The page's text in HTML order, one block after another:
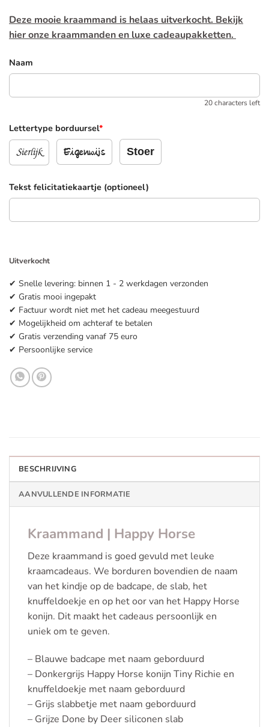
Deze mooie kraammand is helaas uitverkocht. Bekijk
hieronze kraammanden en luxe cadeaupakketten.
Naam
20 characters left
Lettertype borduursel*
Sierlijk Eigenwijs Stoer
Tekst felicitatiekaartje (optioneel)
Uitverkocht
✔ Snelle levering: binnen 1 - 2 werkdagen verzonden
✔ Gratis mooi ingepakt
✔ Factuur wordt niet met het cadeau meegestuurd
✔ Mogelijkheid om achteraf te betalen
✔ Gratis verzending vanaf 75 euro
✔ Persoonlijke service
BESCHRIJVING
AANVULLENDE INFORMATIE
Kraammand | Happy Horse
Deze kraammand is goed gevuld met leuke
kraamcadeaus. We borduren bovendien de naam
van het kindje op de badcape, de slab, het
knuffeldoekje en op het oor van het Happy Horse
konijn. Dit maakt het cadeaus persoonlijk en
uniek om te geven.
– Blauwe badcape met naam geborduurd
– Donkergrijs Happy Horse konijn Tiny Richie en
knuffeldoekje met naam geborduurd
– Grijs slabbetje met naam geborduurd
– Grijze Done by Deer siliconen slab